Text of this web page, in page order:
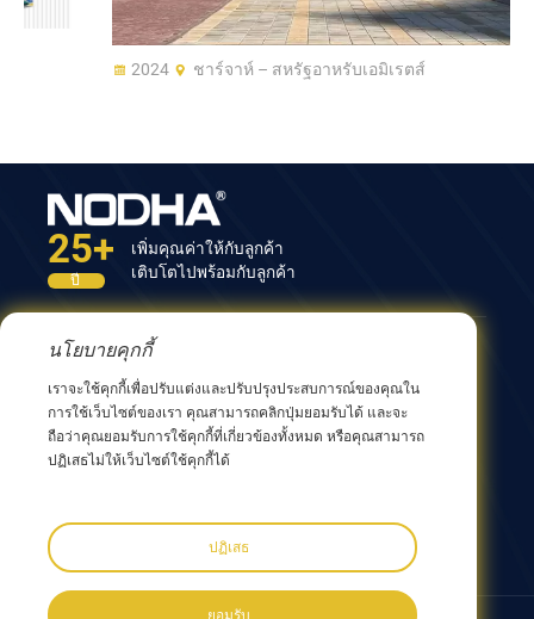
ชาร์จาห์ – สหรัฐอาหรับเอมิเรตส์
25+
ปี
เพิ่มคุณค่าให้กับลูกค้า
เติบโตไปพร้อมกับลูกค้า
ติดต่อเรา
อาคารที่ 12 เลขที่ 9 ถนนซิงหยาง เมืองหวู่ซี 214082
มณฑลเจียงซู ประเทศจีน
0086 510 8580 8562
sales@nodha.com
นโยบายคุกกี้
เราจะใช้คุกกี้เพื่อปรับแต่งและปรับปรุงประสบการณ์ของคุณใน
การใช้เว็บไซต์ของเรา คุณสามารถคลิกปุ่มยอมรับได้ และจะ
ถือว่าคุณยอมรับการใช้คุกกี้ที่เกี่ยวข้องทั้งหมด หรือคุณสามารถ
ปฏิเสธไม่ให้เว็บไซต์ใช้คุกกี้ได้
ปฏิเสธ
ยอมรับ